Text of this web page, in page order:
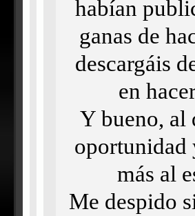
habían
ganas de
descargáis
en
Y bueno, al
oportunidad
más al
Me despido